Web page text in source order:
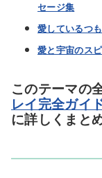
セージ集
愛しているつ
愛と宇宙のス
このテーマの
レイ完全ガイ
に詳しくまと